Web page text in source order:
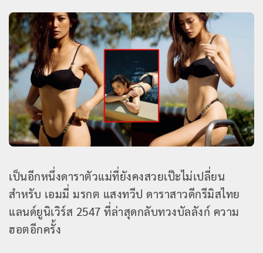
เป็นอีกหนึ่งดาราตัวแม่ที่ยังคงสวยเป๊ะไม่เปลี่ยน
สำหรับ เอมมี่ มรกต แสงทวีป ดาราสาวดีกรีมิสไทย
แลนด์ยูนิเวิร์ส 2547 ที่ล่าสุดกลับทวงบัลลังก์ ความ
ฮอตอีกครั้ง